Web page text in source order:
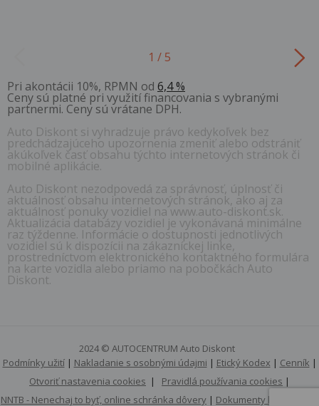
1 / 5
Pri akontácii 10%, RPMN od 6,4 %
Ceny sú platné pri využití financovania s vybranými
partnermi. Ceny sú vrátane DPH.
Auto Diskont si vyhradzuje právo kedykoľvek bez
predchádzajúceho upozornenia zmeniť alebo odstrániť
akúkoľvek časť obsahu týchto internetových stránok či
mobilné aplikácie.
Auto Diskont nezodpovedá za správnosť, úplnosť či
aktuálnosť obsahu internetových stránok, ako aj za
aktuálnosť ponuky vozidiel na www.auto-diskont.sk.
Aktualizácia databázy vozidiel je vykonávaná minimálne
raz týždenne. Informácie o dostupnosti jednotlivých
vozidiel sú k dispozícii na zákazníckej linke,
prostredníctvom elektronického kontaktného formulára
na karte vozidla alebo priamo na pobočkách Auto
Diskont.
2024 © AUTOCENTRUM Auto Diskont
Podmínky užití| Nakladanie s osobnými údajmi | Etický Kodex | Cenník |
Otvoriť nastavenia cookies | Pravidlá používania cookies |
NNTB - Nenechaj to byť, online schránka dôvery | Dokumenty k stiahnutiu